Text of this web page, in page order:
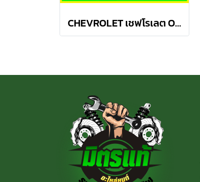
CHEVROLET เชฟโรเลต OPTRA ปี 03-08 ชุดช่วงล่าง TRW